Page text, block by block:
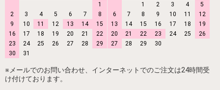
1
2
3 4 5 6 7
8
9
10 11 12 13 14
15
16
17 18 19 20 21
22
23
24 25 26 27 28
29
30
31
1
2 3 4
5
6
7 8 9 10 11
12
13
14 15 16 17 18
19
20
21 22 23 24 25
26
27
28 29 30
※メールでのお問い合わせ、インターネットでのご注文は24時間受
け付けております。